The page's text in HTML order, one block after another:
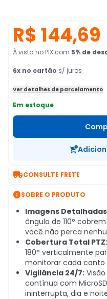
R$ 144,69
À vista no PIX com 5% de
6x no cartão s/ juros
Ver detalhes de parcelamento
Em estoque
CONSULTE FRETE
SOBRE O PRODUTO
Imagens
ângulo de 110°
você não perca
Cobertura Total PTZ:
180° verticalmente
monitorar cada canto
Vigilância 24/7:
contínua com
ininterrupta, dia e